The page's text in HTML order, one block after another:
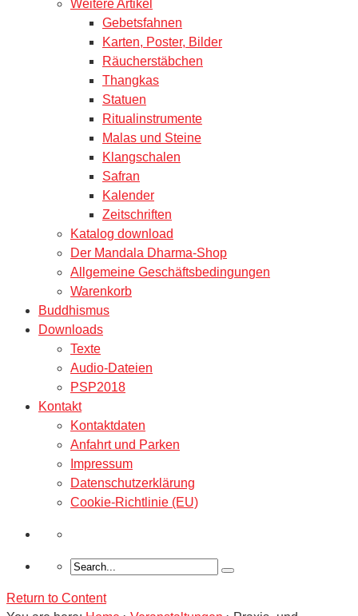
Weitere Artikel
Gebetsfahnen
Karten, Poster, Bilder
Räucherstäbchen
Thangkas
Statuen
Ritualinstrumente
Malas und Steine
Klangschalen
Safran
Kalender
Zeitschriften
Katalog download
Der Mandala Dharma-Shop
Allgemeine Geschäftsbedingungen
Warenkorb
Buddhismus
Downloads
Texte
Audio-Dateien
PSP2018
Kontakt
Kontaktdaten
Anfahrt und Parken
Impressum
Datenschutzerklärung
Cookie-Richtlinie (EU)
Return to Content